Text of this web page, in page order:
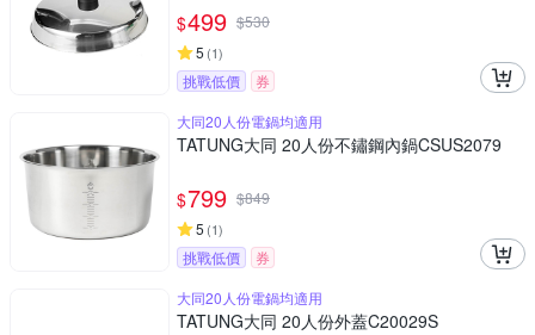
$499 $530
5 (1)
挑戰低價
券
大同20人份電鍋均適用
TATUNG大同 20人份不鏽鋼內鍋CSUS2079
$799 $849
5 (1)
挑戰低價
券
大同20人份電鍋均適用
TATUNG大同 20人份外蓋C20029S